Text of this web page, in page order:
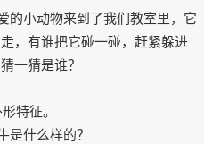
小动物来到了我们教室里，它
，有谁把它碰一碰，赶紧躲进
一猜是谁？
特征。
什么样的？